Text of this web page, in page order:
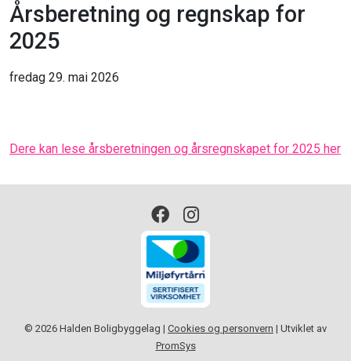
Årsberetning og regnskap for
2025
fredag 29. mai 2026
Dere kan lese årsberetningen og årsregnskapet for 2025 her
© 2026 Halden Boligbyggelag | Cookies og personvern | Utviklet av
PromSys